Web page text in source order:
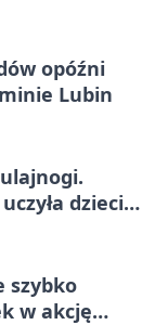
opóźni
Lubin
dzieci
szybko
w akcję